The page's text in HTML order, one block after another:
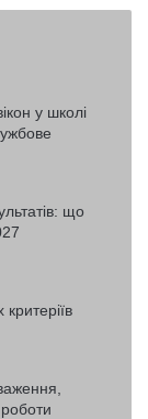
у школі
що